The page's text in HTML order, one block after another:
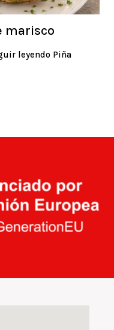
marisco
leyendo Piña